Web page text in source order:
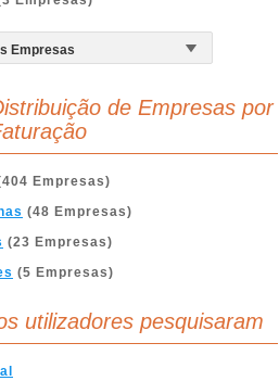
de Empresas por
Empresas)
(48 Empresas)
(23 Empresas)
(5 Empresas)
utilizadores pesquisaram